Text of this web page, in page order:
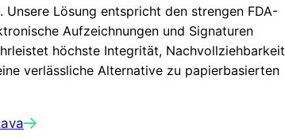
Unsere Lösung entspricht den strengen FDA-
Aufzeichnungen und Signaturen
höchste Integrität, Nachvollziehbarkeit
verlässliche Alternative zu papierbasierten